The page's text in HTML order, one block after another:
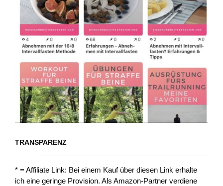
TRANSPARENZ
* = Affiliate Link: Bei einem Kauf über diesen Link erhalte
ich eine geringe Provision. Als Amazon-Partner verdiene